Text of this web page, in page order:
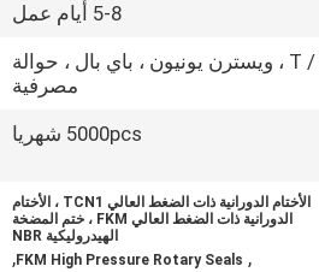
5-8 أيام عمل
T / T ، ويسترن يونيون ، باي بال ، حوالة
مصرفية
5000pcs شهريا
الأختام الدورانية ذات الضغط العالي TCN1 ، الأختام
الدورانية ذات الضغط العالي FKM ، ختم المضخة
الهيدروليكية NBR
,
FKM High Pressure Rotary Seals
,